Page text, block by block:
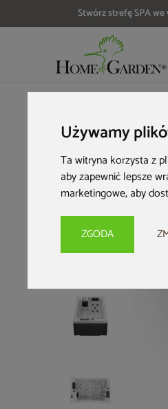
Używamy
Ta witryna korzysta z
aby zapewnić lepsze
marketingowe,aby
ZGODA
Stwórz strefę SPA
Szczegóły